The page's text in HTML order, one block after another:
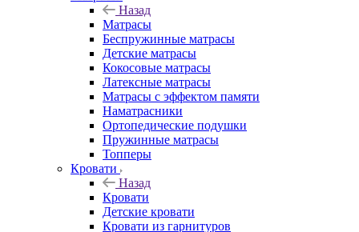
Назад
Матрасы
Беспружинные матрасы
Детские матрасы
Кокосовые матрасы
Латексные матрасы
Матрасы с эффектом памяти
Наматрасники
Ортопедические подушки
Пружинные матрасы
Топперы
Кровати
Назад
Кровати
Детские кровати
Кровати из гарнитуров